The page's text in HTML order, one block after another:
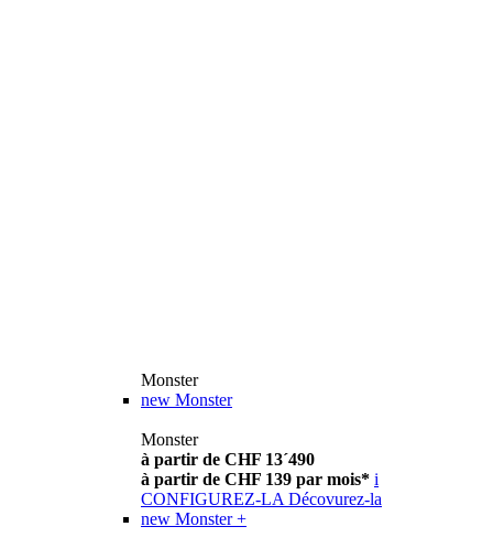
Monster
new Monster
Monster
à partir de CHF 13´490
à partir de CHF 139 par mois* i
CONFIGUREZ-LA Décovurez-la
new Monster +